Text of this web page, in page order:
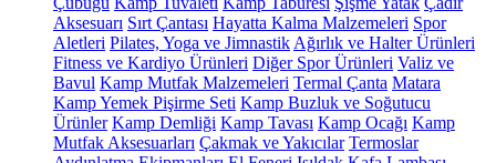
Aksesuarı Sırt Çantası Hayatta Kalma Malzemeleri Spor
Aletleri Pilates, Yoga ve Jimnastik Ağırlık ve Halter Ürünleri
Fitness ve Kardiyo Ürünleri Diğer Spor Ürünleri Valiz ve
Bavul Kamp Mutfak Malzemeleri Termal Çanta Matara
Kamp Yemek Pişirme Seti Kamp Buzluk ve Soğutucu
Ürünler Kamp Demliği Kamp Tavası Kamp Ocağı Kamp
Mutfak Aksesuarları Çakmak ve Yakıcılar Termoslar